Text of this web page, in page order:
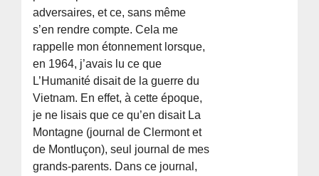
adversaires, et ce, sans même
s’en rendre compte. Cela me
rappelle mon étonnement lorsque,
en 1964, j’avais lu ce que
L’Humanité disait de la guerre du
Vietnam. En effet, à cette époque,
je ne lisais que ce qu’en disait La
Montagne (journal de Clermont et
de Montluçon), seul journal de mes
grands-parents. Dans ce journal,